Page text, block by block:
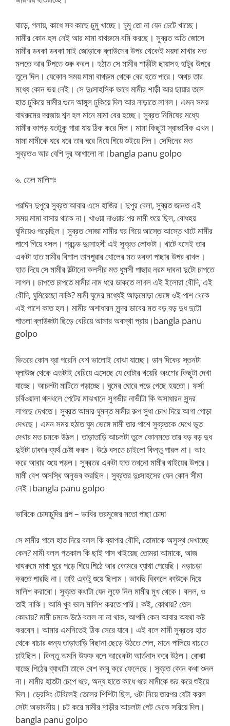
ঘাড়ে, গলায়, কাধে সব কাছে চুমু খাচ্ছে। চুমু তো না যেন চেটে খাচ্ছে।
মামীর কোন হুস নেই আর মামা বাথরুমে বমি করছে। সুব্রত অতি জোসে
মামীর ডবকা ডবকা মাই জোড়াকে ব্লাউসের উপর থেকেই ময়দা মাখার মত
মলতে আর টিপতে শুরু করল। হঠাত সে মামীর শাড়ীটা ছায়াসহ হাটুর উপরে
তুলে দিল। যেকোন সময় মামা বাথরুম থেকে বের হতে পারে। অথচ তার
মধ্যে কোন ভয় নেই। সে দুঃসাহসিক ভাবে মামীর শাড়ী আর ছায়ার তলে
হাত ঢুকিয়ে মামীর গুদে আঙ্গুল ঢুকিয়ে দিল আর নাড়াতে লাগল। এমন সময়
বাথরুমের দরজায় শব্দ হল মানে মামা বের হচ্ছে। সুব্রত নিমিষের মধ্যে
মামীর কাপড় যতটুকু পারা যায় ঠিক করে দিল। মামা কিছুটা স্বাভাবিক এখন।
মামা মামীকে ধরে ধরে তার ঘরে নিয়ে গিয়ে শুইয়ে দিল। সেদিনের মত
সুব্রতও আর বেশি দূর আগালো না।bangla panu golpo
৬. তেল মালিশঃ
পরদিন দুপুরে সুব্রত আবার এসে হাজির। দুপুর বেলা, সুব্রত জানত এই
সময় মামা বাসায় থাকে না। খাওয়া দাওয়ার পর মামী শুয়ে ছিল, বোধহয়
ঘুমিয়েও পড়েছিল। সুব্রত সোজা মামীর ঘর গিয়ে আস্তে আস্তে খাটে মামীর
পাশে গিয়ে বসল। প্রচন্ড দুঃসাহসী এই সুব্রত লোকটা। খাটে বসেই তার
একটা হাত মামীর বিশাল তানপুরার খোলের মত ডবকা পাছার উপর রাখল।
হাত দিয়ে সে মামীর উল্টানো কলসীর মত ধুমসী পাছার নরম দাবনা দুটো চাপতে
লাগল। চাপতে চাপতে মামীর নাম ধরে ডাকতে লাগল এই ইলোরা বৌদি, এই
বৌদি, ঘুমিয়েছো নাকি? মামী ঘুমের মধ্যেই আড়মোড়া ভেঙ্গে ওই পাশ থেকে
এই পাশে কাত হল। মামীর অশাধারন সুন্দর ডাবের মত বড় বড় দুধ দুটো
পাতলা ব্লাউজটা ছিড়ে বেরিয়ে আসার অবস্থা প্রায়।bangla panu
golpo
ভিতরে কোন ব্রা পরেনি বেশ ভালোই বোঝা যাচ্ছে। ডান দিকের স্তনটা
ব্লাউজ থেকে এতটাই বেরিয়ে এসেছে যে বোটার খয়েরি অংশের কিছুটা দেখা
যাচ্ছে। আচলটা মাটিতে গড়াচ্ছে। ঘুমের ঘোরে পড়ে গেছে হয়তো। ফর্সা
চর্বিওয়ালা থলথলে পেটের মাঝখানে সুগভীর নাভীটা কি অসাধারন সুন্দর
লাগছে দেখতে। সুব্রত আমার ঘুমন্ত মামীর রুপ সুধা চোখ দিয়ে আগা গোড়া
দেখছে। এমন সময় হঠাত ঘুম ভেঙ্গে মামী তার পাশে সুব্রতকে দেখে ভুত
দেখার মত চমকে উঠল। তাড়াতাড়ি আচলটা তুলে কোনমতে তার বড় বড় দুধ
দুইটা ঢাকার ব্যর্থ চেষ্টা করল। উঠে বসতে চাইলো কিন্তু পারল না। আহ
করে আবার শুয়ে পড়ল। সুব্রতর একটা হাত তখনো মামীর থাইয়ের উপরে।
মামী বেশ অসস্থি অনুভব করছিল। সুব্রতর দুঃসাহসের যেন কোন সীমা
নেই।bangla panu golpo
ভাবিকে চোদাচুদির গল্প – ভাবির তরমুজের মতো পাছা চোদা
সে মামীর গালে হাত দিয়ে বলল কি ব্যাপার বৌদি, তোমাকে অসুস্থ দেখাচ্ছে
কেন? মামী বলল গতকাল কি ছাই পাস খাইয়েছ তোমরা আমাকে, আজ
বাথরুমে মাথা ঘুরে পড়ে গিয়ে পিঠে আর কোমরে ব্যাথা পেয়েছি। নড়াচড়া
করতে পারছি না। তাই একটু শুয়ে ছিলাম। ভাবছি বিকালে কাউকে দিয়ে
মালিশ করাবো। সুব্রত কথাটা যেন লুফে নিল মামীর মুখ থেকে। বলল, ও
তাই নাকি। আমি খুব ভাল মালিশ করতে পারি। কই, কোথায়? তেল
কোথায়? মামী চমকে উঠে বলল না না থাক, আপনি কেন আবার অযথা কষ্ট
করবেন। আমার এমনিতেই ঠিক সেরে যাবে। এই বলে মামী সুব্রতর হাত
থেকে বাচার জন্য তাড়াতাড়ি বিছানা ছেড়ে উঠতে গেল, মানে পালিয়ে বাচতে
চাইছিল। কিন্তু অমনি উফফ বলে আরেকটা আর্তনাদ করে উঠল। বোঝা
যাচ্ছে পিঠের ব্যাথাটা তাকে বেশ কাবু করে ফেলেছে। সুব্রত কোন কথা শুনল
না। মামীর হাতটা চেপে ধরে, অন্য হাতে কাধে ধরে মামীকে জর করে শুইয়ে
দিল। ড্রেসিং টেবিলেই তেলের শিশিটা ছিল, ওটা নিয়ে তারপর যেটা করল
সেটা অভাবনীয়। চট করে মামীর শাড়ীর আচলটা পেট থেকে সরিয়ে দিল।
bangla panu golpo